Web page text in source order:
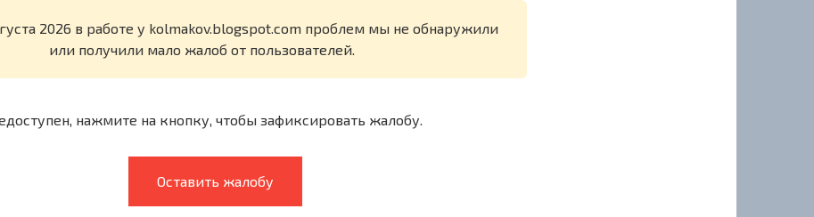
2026 в работе у kolmakov.blogspot.com проблем мы не обнаружили
или получили мало жалоб от пользователей.
нажмите на кнопку, чтобы зафиксировать жалобу.
Оставить жалобу